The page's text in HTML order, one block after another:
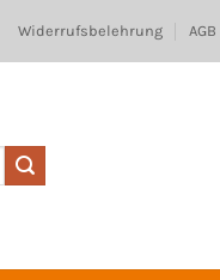
Widerrufsbelehrung AGB